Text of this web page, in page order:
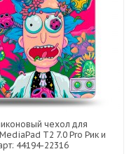
чехол для
T2 7.0 Pro Рик и
44194-22316